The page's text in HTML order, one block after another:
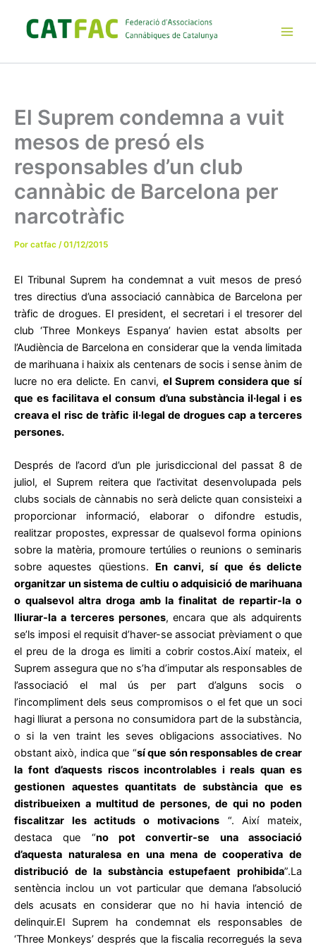
contenido
El Suprem condemna a vuit
mesos de presó els
responsables d’un club
cannàbic de Barcelona per
narcotràfic
Por catfac /01/12/2015
El Tribunal Suprem ha condemnat a vuit mesos de presó
tres directius d’una associació cannàbica de Barcelona per
tràfic de drogues. El president, el secretari i el tresorer del
club ‘Three Monkeys Espanya’ havien estat absolts per
l’Audiència de Barcelona en considerar que la venda limitada
de marihuana i haixix als centenars de socis i sense ànim de
lucre no era delicte. En canvi, el Suprem considera que sí
que es facilitava el consum d’una substància il·legal i es
creava el risc de tràfic il·legal de drogues cap a terceres
persones.
Després de l’acord d’un ple jurisdiccional del passat 8 de
juliol, el Suprem reitera que l’activitat desenvolupada pels
clubs socials de cànnabis no serà delicte quan consisteixi a
proporcionar informació, elaborar o difondre estudis,
realitzar propostes, expressar de qualsevol forma opinions
sobre la matèria, promoure tertúlies o reunions o seminaris
sobre aquestes qüestions. En canvi, sí que és delicte
organitzar un sistema de cultiu o adquisició de marihuana
o qualsevol altra droga amb la finalitat de repartir-la o
lliurar-la a terceres persones, encara que als adquirents
se’ls imposi el requisit d’haver-se associat prèviament o que
el preu de la droga es limiti a cobrir costos.Així mateix, el
Suprem assegura que no s’ha d’imputar als responsables de
l’associació el mal ús per part d’alguns socis o
l’incompliment dels seus compromisos o el fet que un soci
hagi lliurat a persona no consumidora part de la substància,
o si la ven traint les seves obligacions associatives. No
obstant això, indica que “sí que són responsables de crear
la font d’aquests riscos incontrolables i reals quan es
gestionen aquestes quantitats de substància que es
distribueixen a multitud de persones, de qui no poden
fiscalitzar les actituds o motivacions“. Així mateix,
destaca que “no pot convertir-se una associació
d’aquesta naturalesa en una mena de cooperativa de
distribució de la substància estupefaent prohibida”.La
sentència inclou un vot particular que demana l’absolució
dels acusats en considerar que no hi havia intenció de
delinquir.El Suprem ha condemnat els responsables de
‘Three Monkeys’ després que la fiscalia recorregués la seva